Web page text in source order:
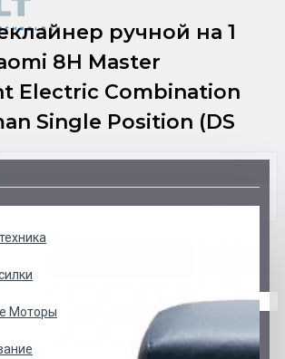
Моторы
ручной на 1
8H Master
Electric Combination
Single Position (DS